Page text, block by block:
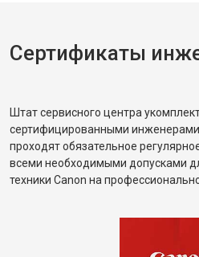
Сертификаты
Штат сервисного центра
сертифицированными
проходят обязательное
всеми необходимыми допусками
техники Canon на